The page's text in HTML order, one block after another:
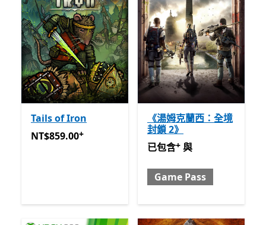
Tails of Iron
NT$859.00提供應用程式內購。
NT$859.00+
《湯姆克蘭西：全境
封鎖 2》
已包含 與 Game Pass
已包含+ 與
Game Pass